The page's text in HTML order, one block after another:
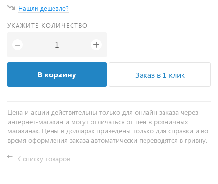
Нашли дешевле?
УКАЖИТЕ КОЛИЧЕСТВО
− +
В корзину Заказ в 1 клик
Цена и акции действительны только для онлайн заказа через
интернет-магазин и могут отличаться от цен в розничных
магазинах. Цены в долларах приведены только для справки и во
время оформления заказа автоматически переводятся в гривну.
К списку товаров